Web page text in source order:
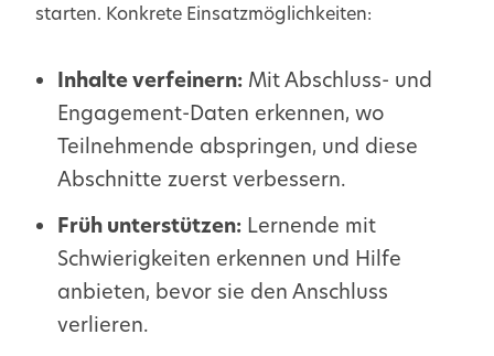
starten. Konkrete Einsatzmöglichkeiten:
Inhalte verfeinern: Mit Abschluss- und
Engagement-Daten erkennen, wo
Teilnehmende abspringen, und diese
Abschnitte zuerst verbessern.
Früh unterstützen: Lernende mit
Schwierigkeiten erkennen und Hilfe
anbieten, bevor sie den Anschluss
verlieren.